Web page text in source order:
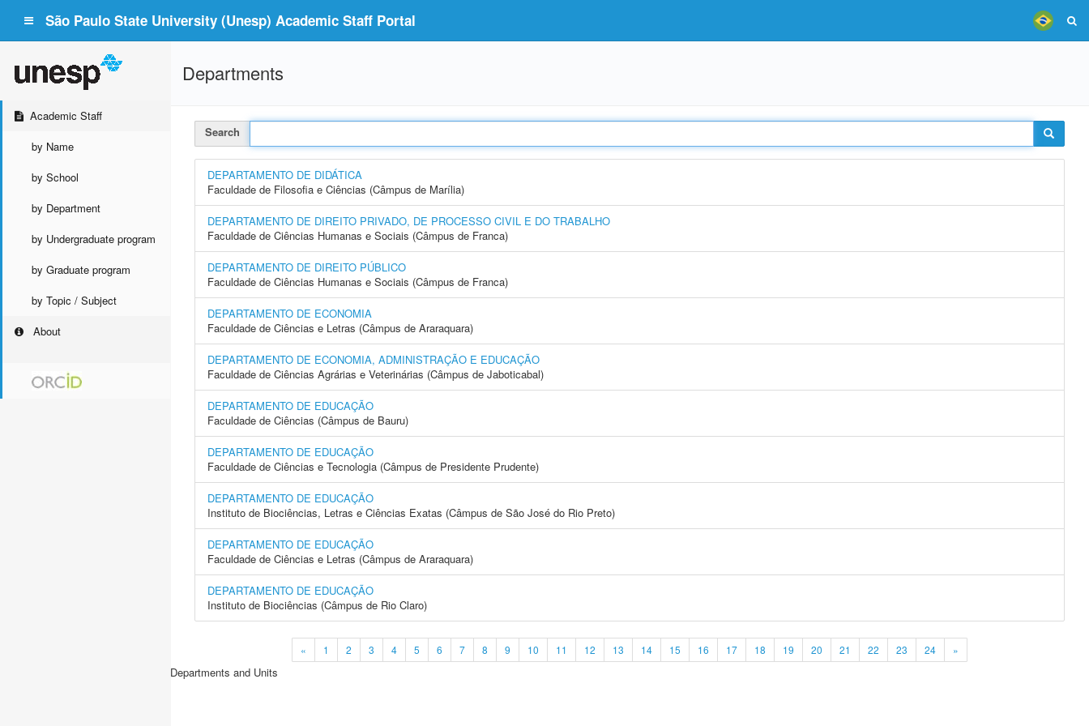
São Paulo State University (Unesp) Academic Staff Portal
Academic Staff
by Name
by School
by Department
by Undergraduate program
by Graduate program
by Topic / Subject
About
Departments
Search
DEPARTAMENTO DE DIDÁTICA
Faculdade de Filosofia e Ciências (Câmpus de Marília)
DEPARTAMENTO DE DIREITO PRIVADO, DE PROCESSO CIVIL E DO TRABALHO
Faculdade de Ciências Humanas e Sociais (Câmpus de Franca)
DEPARTAMENTO DE DIREITO PÚBLICO
Faculdade de Ciências Humanas e Sociais (Câmpus de Franca)
DEPARTAMENTO DE ECONOMIA
Faculdade de Ciências e Letras (Câmpus de Araraquara)
DEPARTAMENTO DE ECONOMIA, ADMINISTRAÇÃO E EDUCAÇÃO
Faculdade de Ciências Agrárias e Veterinárias (Câmpus de Jaboticabal)
DEPARTAMENTO DE EDUCAÇÃO
Faculdade de Ciências (Câmpus de Bauru)
DEPARTAMENTO DE EDUCAÇÃO
Faculdade de Ciências e Tecnologia (Câmpus de Presidente Prudente)
DEPARTAMENTO DE EDUCAÇÃO
Instituto de Biociências, Letras e Ciências Exatas (Câmpus de São José do Rio Preto)
DEPARTAMENTO DE EDUCAÇÃO
Faculdade de Ciências e Letras (Câmpus de Araraquara)
DEPARTAMENTO DE EDUCAÇÃO
Instituto de Biociências (Câmpus de Rio Claro)
« 1 2 3 4 5 6 7 8 9 10 11 12 13 14 15 16 17 18 19 20 21 22 23 24 »
Departments and Units